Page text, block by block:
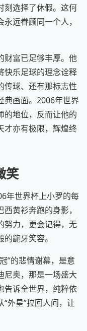
刻选择了休假。这何
远眷顾同一个人，
财富已足够丰厚。他
快乐足球的理念诠释
传球、还有那标志性
典画面。2006年世界
的地位，反而让他的
亦有极限，辉煌终
笑
年世界杯上小罗的每
黄衫奔跑的身影，
努力，更会记得，无
龅牙笑容。
”的悲情谢幕，是意
尼奥，那是一场盛大
告诉全世界，纯粹依
外星”拉回人间，让